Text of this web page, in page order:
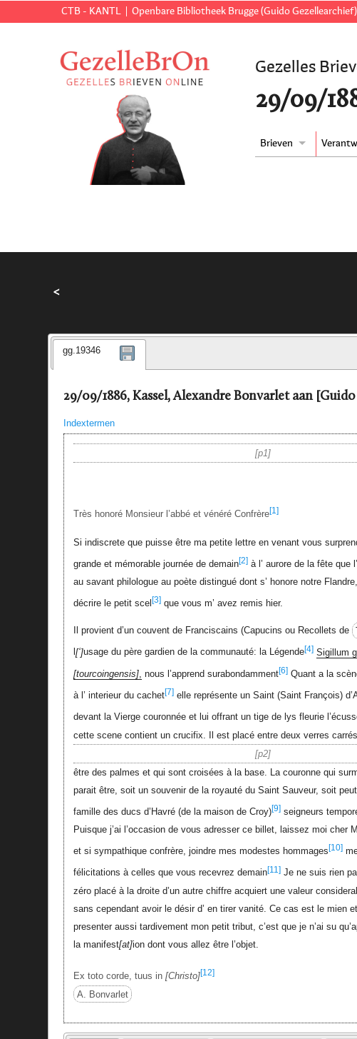
CTB - KANTL Openbare Bibliotheek Brugge (Guido Gezellearchief)
Gezelles
29/09/
Brieven
<
gg.19346
29/09/1886, Kassel, Alexandre Bonvarlet aan [Guido
Indextermen
p1
Très honoré Monsieur l’abbé et vénéré Confrère[1]
Si indiscrete que puisse être ma petite lettre en venant vous
grande et mémorable journée de demain[2]à l’ aurore de la fête que
au savant philologue au poète distingué dont s’ honore notre
décrire le petit scel [3]que vous m’ avez remis hier.
Il provient d’un couvent de Franciscains (Capucins ou Recollets de
‘ usage du père gardien de la communauté: la Légende[4] Sigillum
tourcoingensis , nous l’apprend surabondamment[6]Quant a la
à l’ interieur du cachet[7]elle représente un Saint (Saint François)
devant la Vierge couronnée et lui offrant un tige de lys fleurie
cette scene contient un crucifix. Il est placé entre deux verres
p2
être des palmes et qui sont croisées à la base. La couronne qui
parait être, soit un souvenir de la royauté du Saint Sauveur, soit
famille des ducs d’Havré (de la maison de Croy)[9]seigneurs
Puisque j’ai l’occasion de vous adresser ce billet, laissez moi cher
et si sympathique confrère, joindre mes modestes hommages[10]
félicitations à celles que vous recevrez demain[11]Je ne suis rien
zéro placé à la droite d’un autre chiffre acquiert une valeur
sans cependant avoir le désir d’ en tirer vanité. Ce cas est le mien
presenter aussi tardivement mon petit tribut, c’est que je n’ai su
la manifest at ion dont vous allez être l’objet.
Ex toto corde, tuus in Christo [12]
A. Bonvarlet